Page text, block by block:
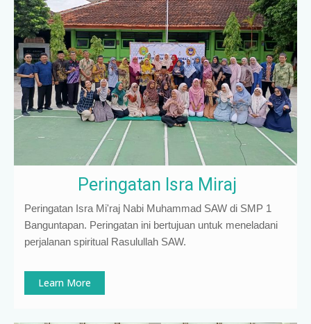
Peringatan Isra Miraj
Peringatan Isra Mi'raj Nabi Muhammad SAW di SMP 1
Banguntapan. Peringatan ini bertujuan untuk meneladani
perjalanan spiritual Rasulullah SAW.
Learn More